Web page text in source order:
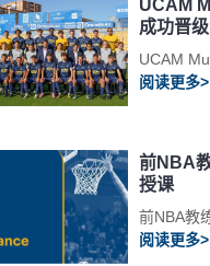
UCAM
成功晋级
UCAM
阅读更多>
前NBA
授课
前NBA教
阅读更多>